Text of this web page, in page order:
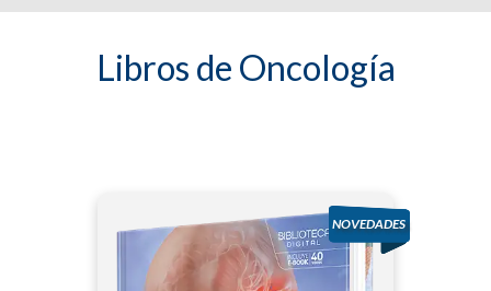
Libros de Oncología